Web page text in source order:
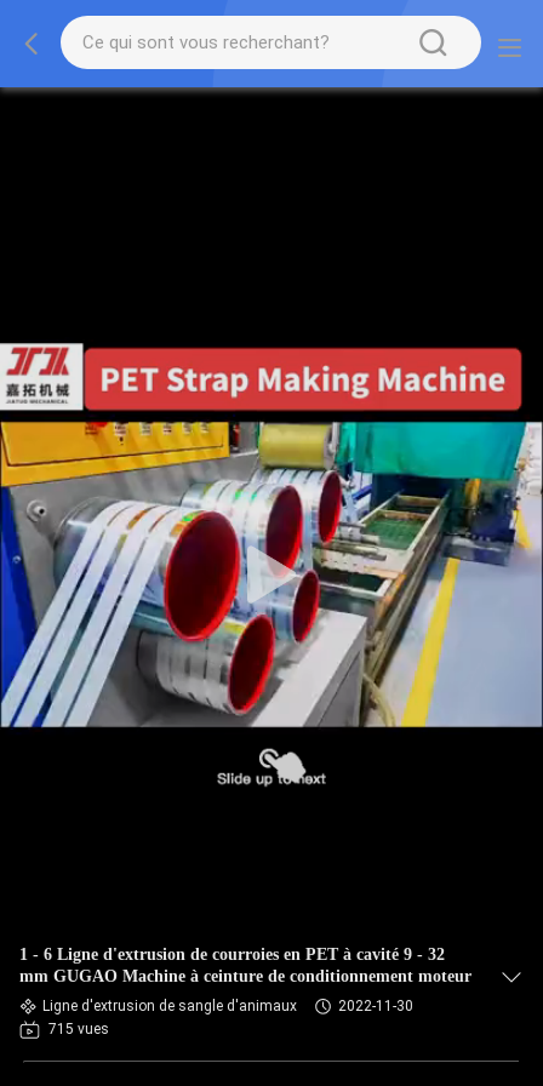
1 - 6 Ligne d'extrusion de courroies en PET à cavité 9 - 32
mm GUGAO Machine à ceinture de conditionnement moteur
Ligne d'extrusion de sangle d'animaux
2022-11-30
715 vues